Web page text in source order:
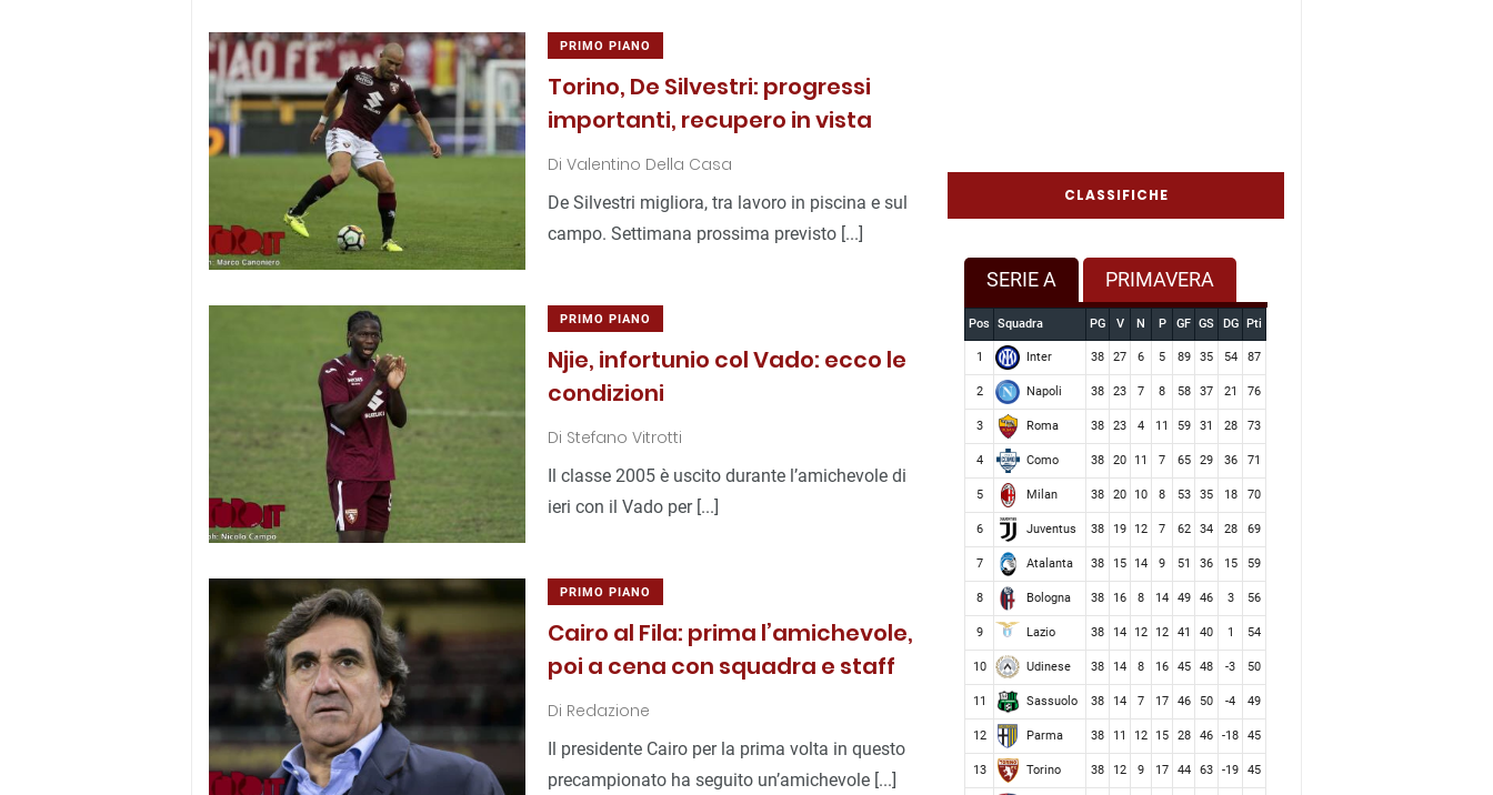
PRIMO PIANO
Torino, De Silvestri: progressi
importanti, recupero in vista
Di Valentino Della Casa
De Silvestri migliora, tra lavoro in piscina e sul
campo. Settimana prossima previsto [...]
PRIMO PIANO
Njie, infortunio col Vado: ecco le
condizioni
Di Stefano Vitrotti
Il classe 2005 è uscito durante l’amichevole di
ieri con il Vado per [...]
PRIMO PIANO
Cairo al Fila: prima l’amichevole,
poi a cena con squadra e staff
Di Redazione
Il presidente Cairo per la prima volta in questo
precampionato ha seguito un’amichevole [...]
CLASSIFICHE
SERIE A PRIMAVERA
Pos Squadra PG V N P GF GS DG Pti
1 Inter 38 27 6 5 89 35 54 87
2 Napoli 38 23 7 8 58 37 21 76
3 Roma 38 23 4 11 59 31 28 73
4 Como 38 20 11 7 65 29 36 71
5 Milan 38 20 10 8 53 35 18 70
6 Juventus 38 19 12 7 62 34 28 69
7 Atalanta 38 15 14 9 51 36 15 59
8 Bologna 38 16 8 14 49 46 3 56
9 Lazio 38 14 12 12 41 40 1 54
10 Udinese 38 14 8 16 45 48 -3 50
11 Sassuolo 38 14 7 17 46 50 -4 49
12 Parma 38 11 12 15 28 46 -18 45
13 Torino 38 12 9 17 44 63 -19 45